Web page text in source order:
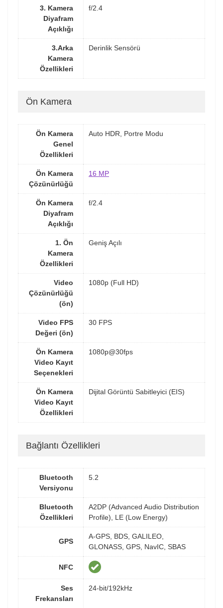
3. Kamera
Diyafram
Açıklığı
f/2.4
3.Arka
Kamera
Özellikleri
Derinlik Sensörü
Ön Kamera
Ön Kamera
Genel
Özellikleri
Auto HDR, Portre Modu
Ön Kamera
Çözünürlüğü
16 MP
Ön Kamera
Diyafram
Açıklığı
f/2.4
1. Ön
Kamera
Özellikleri
Geniş Açılı
Video
Çözünürlüğü
(ön)
1080p (Full HD)
Video FPS
Değeri (ön)
30 FPS
Ön Kamera
Video Kayıt
Seçenekleri
1080p@30fps
Ön Kamera
Video Kayıt
Özellikleri
Dijital Görüntü Sabitleyici (EIS)
Bağlantı Özellikleri
Bluetooth
Versiyonu
5.2
Bluetooth
Özellikleri
A2DP (Advanced Audio Distribution
Profile), LE (Low Energy)
GPS
A-GPS, BDS, GALILEO,
GLONASS, GPS, NavIC, SBAS
NFC
Ses
Frekansları
24-bit/192kHz